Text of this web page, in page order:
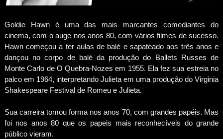
Goldie Hawn é uma das mais marcantes comediantes do
cinema, com o auge nos anos 80, com vários filmes de sucesso.
Hawn começou a ter aulas de balé e sapateado aos três anos e
dançou no corpo de balé da produção do Ballets Russes de
Monte Carlo de O Quebra-Nozes em 1955. Ela fez sua estreia no
palco em 1964, interpretando Julieta em uma produção do Virginia
Shakespeare Festival de Romeu e Julieta.
Sua carreira tomou forma nos anos 70, com grandes papéis. Mas
foi nos anos 80 que os papeis mais reconhecíveis do grande
público vieram.